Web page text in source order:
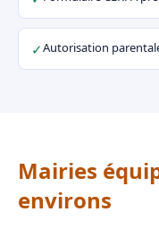
✓Autorisation
Mairies
environs